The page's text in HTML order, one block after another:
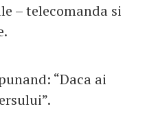
– telecomanda si
“Daca ai